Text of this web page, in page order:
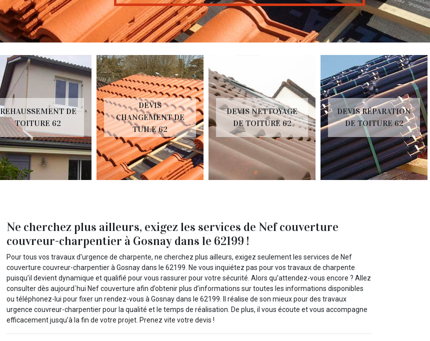
REHAUSSEMENT DE
TOITURE 62
DEVIS
CHANGEMENT DE
TUILE 62
DEVIS NETTOYAGE
DE TOITURE 62
DEVIS RÉPARATION
DE TOITURE 62
Ne cherchez plus ailleurs, exigez les services de Nef couverture
couvreur-charpentier à Gosnay dans le 62199 !
Pour tous vos travaux d'urgence de charpente, ne cherchez plus ailleurs, exigez seulement les services de Nef
couverture couvreur-charpentier à Gosnay dans le 62199. Ne vous inquiétez pas pour vos travaux de charpente
puisqu’il devient dynamique et qualifié pour vous rassurer pour votre sécurité. Alors qu’attendez-vous encore ? Allez
consulter dès aujourd`hui Nef couverture afin d’obtenir plus d’informations sur toutes les informations disponibles
ou téléphonez-lui pour fixer un rendez-vous à Gosnay dans le 62199. Il réalise de son mieux pour des travaux
urgence couvreur-charpentier pour la qualité et le temps de réalisation. De plus, il vous écoute et vous accompagne
efficacement jusqu’à la fin de votre projet. Prenez vite votre devis !